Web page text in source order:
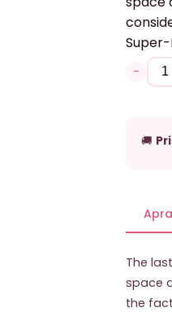
−
🚚
The
space
the